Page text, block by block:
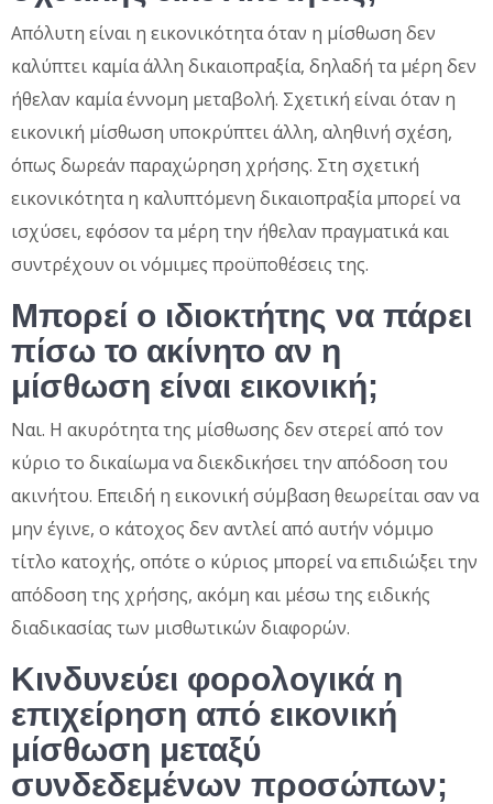
Απόλυτη είναι η εικονικότητα όταν η μίσθωση δεν
καλύπτει καμία άλλη δικαιοπραξία, δηλαδή τα μέρη δεν
ήθελαν καμία έννομη μεταβολή. Σχετική είναι όταν η
εικονική μίσθωση υποκρύπτει άλλη, αληθινή σχέση,
όπως δωρεάν παραχώρηση χρήσης. Στη σχετική
εικονικότητα η καλυπτόμενη δικαιοπραξία μπορεί να
ισχύσει, εφόσον τα μέρη την ήθελαν πραγματικά και
συντρέχουν οι νόμιμες προϋποθέσεις της.
Μπορεί ο ιδιοκτήτης να πάρει
πίσω το ακίνητο αν η
μίσθωση είναι εικονική;
Ναι. Η ακυρότητα της μίσθωσης δεν στερεί από τον
κύριο το δικαίωμα να διεκδικήσει την απόδοση του
ακινήτου. Επειδή η εικονική σύμβαση θεωρείται σαν να
μην έγινε, ο κάτοχος δεν αντλεί από αυτήν νόμιμο
τίτλο κατοχής, οπότε ο κύριος μπορεί να επιδιώξει την
απόδοση της χρήσης, ακόμη και μέσω της ειδικής
διαδικασίας των μισθωτικών διαφορών.
Κινδυνεύει φορολογικά η
επιχείρηση από εικονική
μίσθωση μεταξύ
συνδεδεμένων προσώπων;